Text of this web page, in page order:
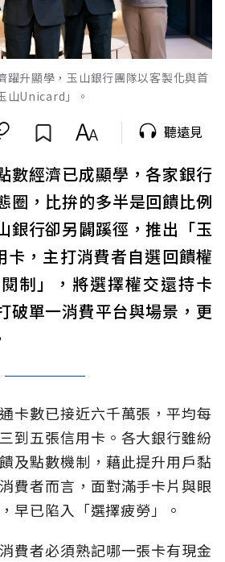
躍升顯學，玉山銀行團隊以客製化與首
山Unicard」。
聽遠見
數經濟已成顯學，各家銀行
圈，比拚的多半是回饋比例
銀行卻另闢蹊徑，推出「玉
，主打消費者自選回饋權
制」，將選擇權交還持卡
破單一消費平台與場景，更
卡數已接近六千萬張，平均每
到五張信用卡。各大銀行雖紛
及點數機制，藉此提升用戶黏
費者而言，面對滿手卡片與眼
早已陷入「選擇疲勞」。
費者必須熟記哪一張卡有現金